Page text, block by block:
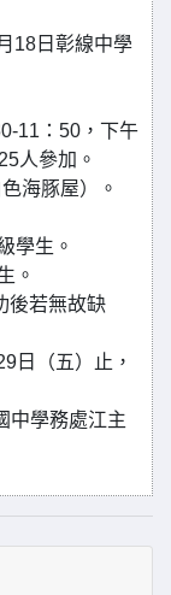
18日彰線中學
11：50，下午
人參加。
海豚屋）。
學生。
。
後若無故缺
日（五）止，
中學務處江主